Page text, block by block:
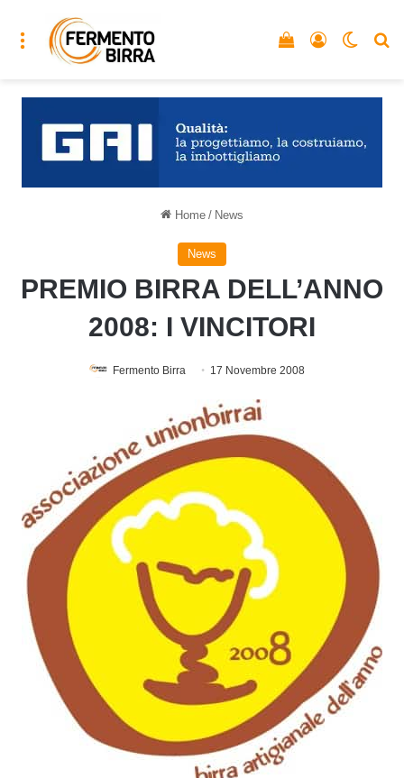
Menu Accedi
Vedi il carrello
Home / News
News
PREMIO BIRRA DELL’ANNO
2008: I VINCITORI
Fermento Birra 17 Novembre 2008